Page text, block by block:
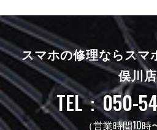
スマホの修理ならスマ
俣川店
TEL：050-
（営業時間10時